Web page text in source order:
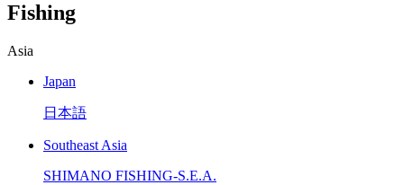
Fishing
Asia
Japan
日本語
Southeast Asia
SHIMANO FISHING-S.E.A.